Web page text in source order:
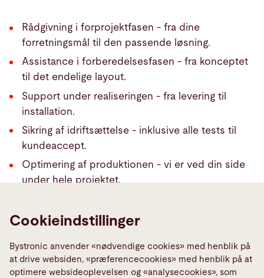
Rådgivning i forprojektfasen - fra dine
forretningsmål til den passende løsning.
Assistance i forberedelsesfasen - fra konceptet
til det endelige layout.
Support under realiseringen - fra levering til
installation.
Sikring af idriftsættelse - inklusive alle tests til
kundeaccept.
Optimering af produktionen - vi er ved din side
under hele projektet.
Cookieindstillinger
Bystronic anvender «nødvendige cookies» med henblik på
at drive websiden, «præferencecookies» med henblik på at
optimere websideoplevelsen og «analysecookies», som